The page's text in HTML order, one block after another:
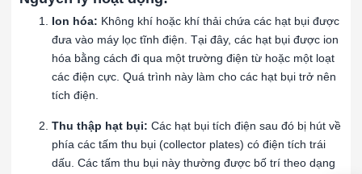
Ion hóa: Không khí hoặc khí thải chứa các hạt bụi được
đưa vào máy lọc tĩnh điện. Tại đây, các hạt bụi được ion
hóa bằng cách đi qua một trường điện từ hoặc một loạt
các điện cực. Quá trình này làm cho các hạt bụi trở nên
tích điện.
Thu thập hạt bụi: Các hạt bụi tích điện sau đó bị hút về
phía các tấm thu bụi (collector plates) có điện tích trái
dấu. Các tấm thu bụi này thường được bố trí theo dạng